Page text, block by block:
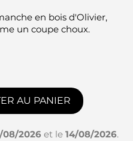
en bois d'Olivier,
un coupe choux.
AU PANIER
08/2026 et le 14/08/2026.